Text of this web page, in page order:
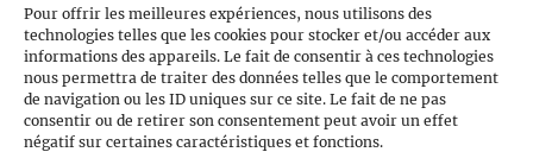
Pour offrir les meilleures expériences, nous utilisons des
technologies telles que les cookies pour stocker et/ou accéder aux
informations des appareils. Le fait de consentir à ces technologies
nous permettra de traiter des données telles que le comportement
de navigation ou les ID uniques sur ce site. Le fait de ne pas
consentir ou de retirer son consentement peut avoir un effet
négatif sur certaines caractéristiques et fonctions.
Centre LGBTQI+, 63 rue Beaubourg 75003 Paris
contact@vcl.fr